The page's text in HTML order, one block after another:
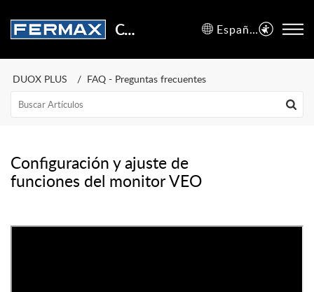
Centro de Soporte Español (España)
DUOX PLUS FAQ - Preguntas frecuentes
Configuración y ajuste de
funciones del monitor VEO